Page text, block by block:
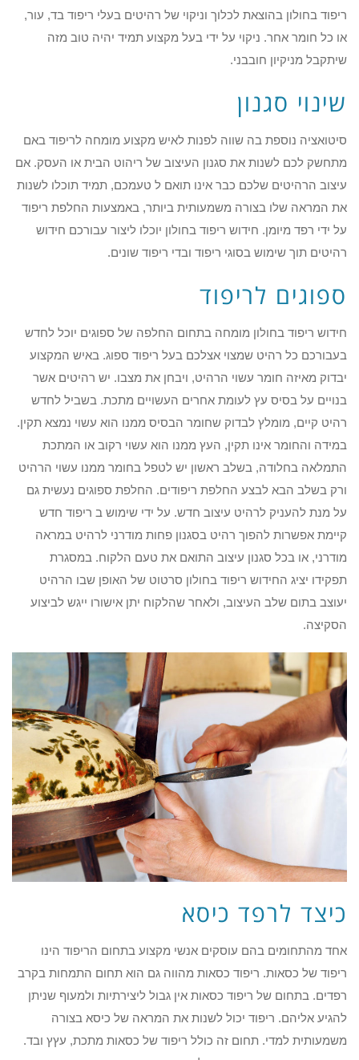
ריפוד בחולון בהוצאת לכלוך וניקוי של רהיטים בעלי ריפוד בד, עור,
או כל חומר אחר. ניקוי על ידי בעל מקצוע תמיד יהיה טוב מזה
שיתקבל מניקיון חובבני.
שינוי סגנון
סיטואציה נוספת בה שווה לפנות לאיש מקצוע מומחה לריפוד באם
מתחשק לכם לשנות את סגנון העיצוב של ריהוט הבית או העסק. אם
עיצוב הרהיטים שלכם כבר אינו תואם ל טעמכם, תמיד תוכלו לשנות
את המראה שלו בצורה משמעותית ביותר, באמצעות החלפת ריפוד
על ידי רפד מיומן. חידוש ריפוד בחולון יוכלו ליצור עבורכם חידוש
רהיטים תוך שימוש בסוגי ריפוד ובדי ריפוד שונים.
ספוגים לריפוד
חידוש ריפוד בחולון מומחה בתחום החלפה של ספוגים יוכל לחדש
בעבורכם כל רהיט שמצוי אצלכם בעל ריפוד ספוג. באיש המקצוע
יבדוק מאיזה חומר עשוי הרהיט, ויבחן את מצבו. יש רהיטים אשר
בנויים על בסיס עץ לעומת אחרים העשויים מתכת. בשביל לחדש
רהיט קיים, מומלץ לבדוק שחומר הבסיס ממנו הוא עשוי נמצא תקין.
במידה והחומר אינו תקין, העץ ממנו הוא עשוי רקוב או המתכת
התמלאה בחלודה, בשלב ראשון יש לטפל בחומר ממנו עשוי הרהיט
ורק בשלב הבא לבצע החלפת ריפודים. החלפת ספוגים נעשית גם
על מנת להעניק לרהיט עיצוב חדש. על ידי שימוש ב ריפוד חדש
קיימת אפשרות להפוך רהיט בסגנון פחות מודרני לרהיט במראה
מודרני, או בכל סגנון עיצוב התואם את טעם הלקוח. במסגרת
תפקידו יציג החידוש ריפוד בחולון סרטוט של האופן שבו הרהיט
יעוצב בתום שלב העיצוב, ולאחר שהלקוח יתן אישורו ייגש לביצוע
הסקיצה.
כיצד לרפד כיסא
אחד מהתחומים בהם עוסקים אנשי מקצוע בתחום הריפוד הינו
ריפוד של כסאות. ריפוד כסאות מהווה גם הוא תחום התמחות בקרב
רפדים. בתחום של ריפוד כסאות אין גבול ליצירתיות ולמעוף שניתן
להגיע אליהם. ריפוד יכול לשנות את המראה של כיסא בצורה
משמעותית למדי. תחום זה כולל ריפוד של כסאות מתכת, עץץ ובד.